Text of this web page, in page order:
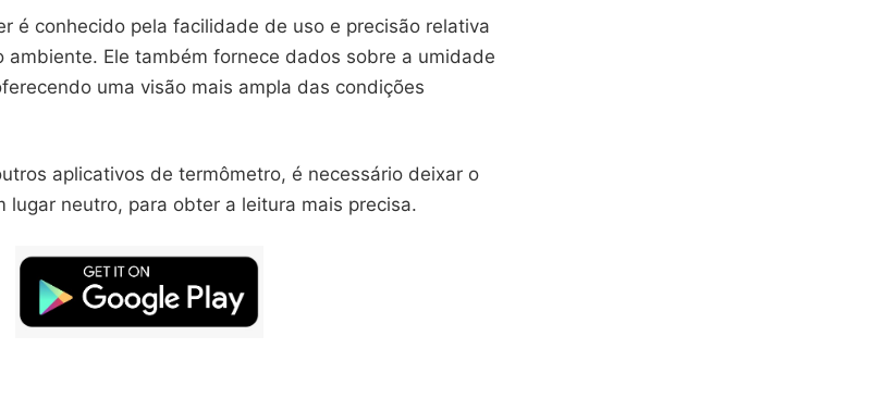
é conhecido pela facilidade de uso e precisão relativa
ambiente. Ele também fornece dados sobre a umidade
uma visão mais ampla das condições
aplicativos de termômetro, é necessário deixar o
lugar neutro, para obter a leitura mais precisa.